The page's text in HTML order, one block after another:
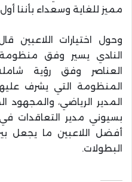
مميز للغاية وسعداء بأننا
وحول اختيارات
النادي يسير وفق
العناصر وفق رؤية
المنظومة التي يشرف
المدير الرياضي، والمجهود
بسيوني مدير التعاقدات
أفضل اللاعبين ما يجعل
البطولات.